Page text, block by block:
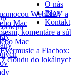
WebDAV a
Mac
komentáre a
Mac
a Flacbox:
cloudu do
O nás
Blog
Kontakt